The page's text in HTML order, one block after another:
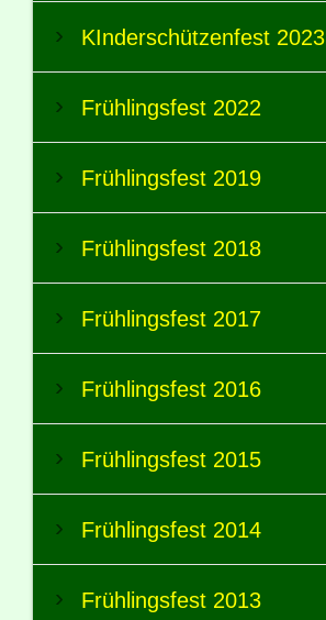
KInderschützenfest 2023
Frühlingsfest 2022
Frühlingsfest 2019
Frühlingsfest 2018
Frühlingsfest 2017
Frühlingsfest 2016
Frühlingsfest 2015
Frühlingsfest 2014
Frühlingsfest 2013